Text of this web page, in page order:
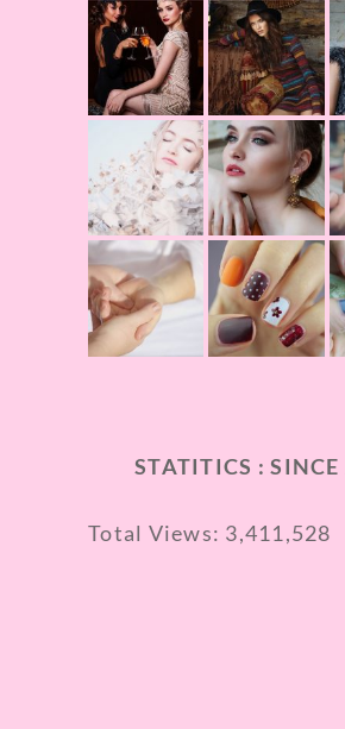
STATITICS :
Total Views: 3,411,528